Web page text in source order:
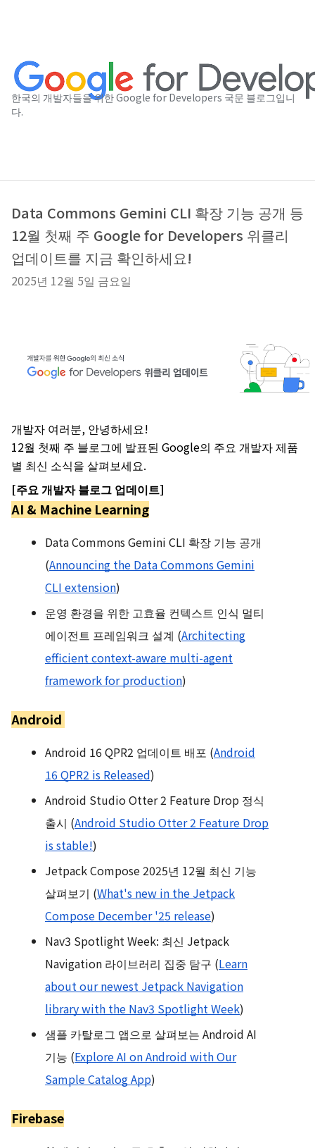
한국의 개발자들을 위한 Google for Developers 국문 블로그입니
다.
Data Commons Gemini CLI 확장 기능 공개 등
12월 첫째 주 Google for Developers 위클리
업데이트를 지금 확인하세요!
2025년 12월 5일 금요일
개발자 여러분, 안녕하세요!
12월 첫째 주 블로그에 발표된 Google의 주요 개발자 제품
별 최신 소식을 살펴보세요.
[주요 개발자 블로그 업데이트]
AI & Machine Learning
Data Commons Gemini CLI 확장 기능 공개
(Announcing the Data Commons Gemini
CLI extension)
운영 환경을 위한 고효율 컨텍스트 인식 멀티
에이전트 프레임워크 설계 (Architecting
efficient context-aware multi-agent
framework for production)
Android
Android 16 QPR2 업데이트 배포 (Android
16 QPR2 is Released)
Android Studio Otter 2 Feature Drop 정식
출시 (Android Studio Otter 2 Feature Drop
is stable!)
Jetpack Compose 2025년 12월 최신 기능
살펴보기 (What's new in the Jetpack
Compose December '25 release)
Nav3 Spotlight Week: 최신 Jetpack
Navigation 라이브러리 집중 탐구 (Learn
about our newest Jetpack Navigation
library with the Nav3 Spotlight Week)
샘플 카탈로그 앱으로 살펴보는 Android AI
기능 (Explore AI on Android with Our
Sample Catalog App)
Firebase